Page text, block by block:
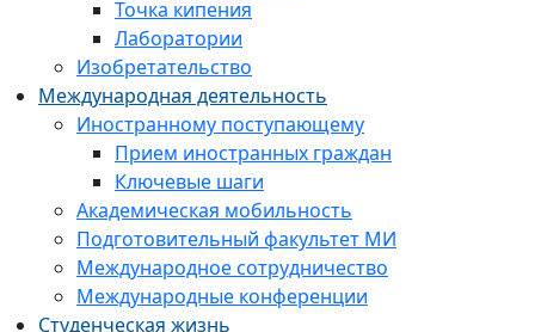
Точка кипения
Лаборатории
Изобретательство
Международная деятельность
Иностранному поступающему
Прием иностранных граждан
Ключевые шаги
Академическая мобильность
Подготовительный факультет МИ
Международное сотрудничество
Международные конференции
Студенческая жизнь